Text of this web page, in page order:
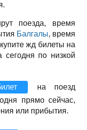
поезда, время
Балгалы, время
жд билеты на
по низкой
на поезд
прямо сейчас,
или прибытия.